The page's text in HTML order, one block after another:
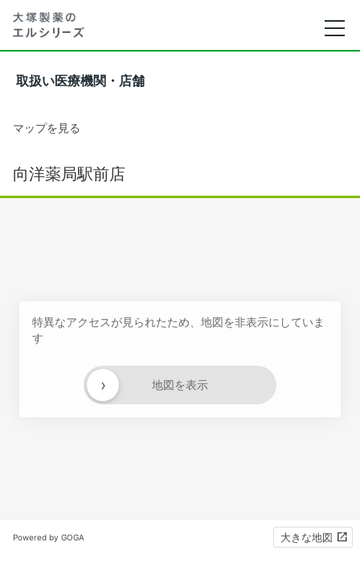
取扱い医療機関・店舗
マップを見る
向洋薬局駅前店
特異なアクセスが見られたため、地図を非表示にしていま
す
地図を表示
›
Powered by GOGA 大きな地図